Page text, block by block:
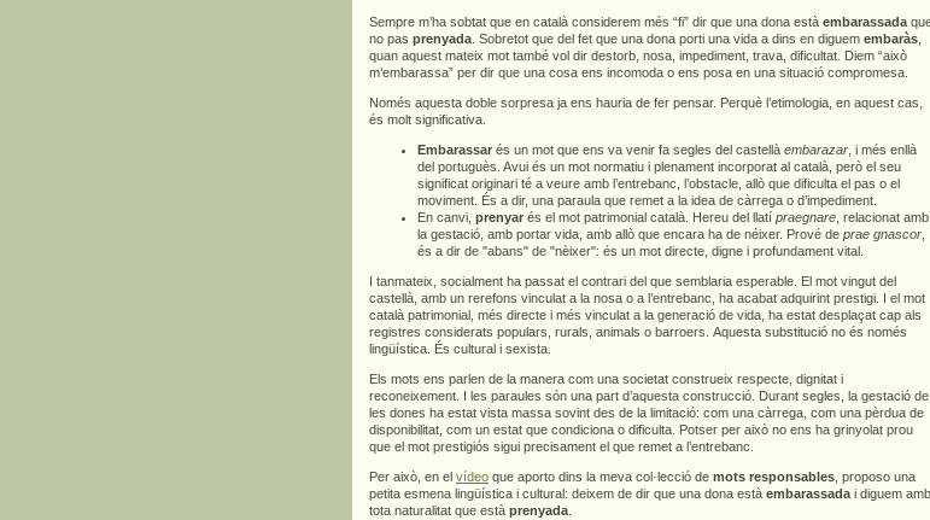
Sempre m’ha sobtat que en català considerem més “fi” dir que una dona està embarassada
no pas prenyada . Sobretot que del fet que una dona porti una vida a dins en diguem embaràs
quan aquest mateix mot també vol dir destorb, nosa, impediment, trava, dificultat. Diem “això
m’embarassa” per dir que una cosa ens incomoda o ens posa en una situació compromesa.
Només aquesta doble sorpresa ja ens hauria de fer pensar. Perquè l’etimologia, en aquest cas,
és molt significativa.
Embarassar és un mot que ens va venir fa segles del castellà embarazar , i més enllà
del portuguès. Avui és un mot normatiu i plenament incorporat al català, però el seu
significat originari té a veure amb l’entrebanc, l’obstacle, allò que dificulta el pas o el
moviment. És a dir, una paraula que remet a la idea de càrrega o d’impediment.
En canvi, prenyar és el mot patrimonial català. Hereu del llatí praegnare , relacionat amb
la gestació, amb portar vida, amb allò que encara ha de néixer. Prové de prae gnascor
és a dir de "abans" de "nèixer": és un mot directe, digne i profundament vital.
I tanmateix, socialment ha passat el contrari del que semblaria esperable. El mot vingut del
castellà, amb un rerefons vinculat a la nosa o a l’entrebanc, ha acabat adquirint prestigi. I el mot
català patrimonial, més directe i més vinculat a la generació de vida, ha estat desplaçat cap als
registres considerats populars, rurals, animals o barroers. Aquesta substitució no és només
lingüística. És cultural i sexista.
Els mots ens parlen de la manera com una societat construeix respecte, dignitat i
reconeixement. I les paraules són una part d’aquesta construcció. Durant segles, la gestació de
les dones ha estat vista massa sovint des de la limitació: com una càrrega, com una pèrdua de
disponibilitat, com un estat que condiciona o dificulta. Potser per això no ens ha grinyolat prou
que el mot prestigiós sigui precisament el que remet a l’entrebanc.
Per això, en el vídeo que aporto dins la meva col·lecció de mots responsables, proposo una
petita esmena lingüística i cultural: deixem de dir que una dona està embarassadai diguem amb
tota naturalitat que està prenyada.